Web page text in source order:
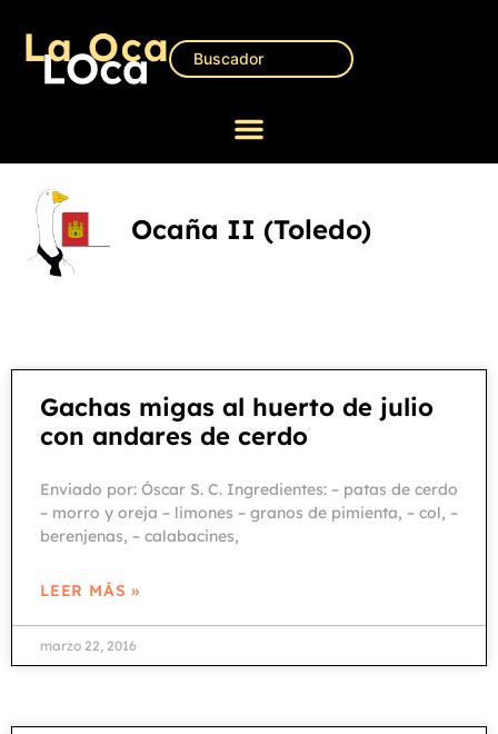
Ocaña II (Toledo)
Gachas migas al huerto de julio
con andares de cerdo
Enviado por: Óscar S. C. Ingredientes: – patas de cerdo
– morro y oreja – limones – granos de pimienta, – col, –
berenjenas, – calabacines,
LEER MÁS »
marzo 22, 2016